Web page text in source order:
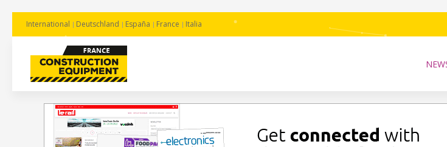
International Deutschland España France Italia